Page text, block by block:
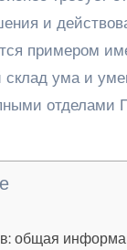
и
примером
склад ума и
отделами
общая